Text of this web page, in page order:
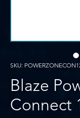
SKU:
Blaze
Connect